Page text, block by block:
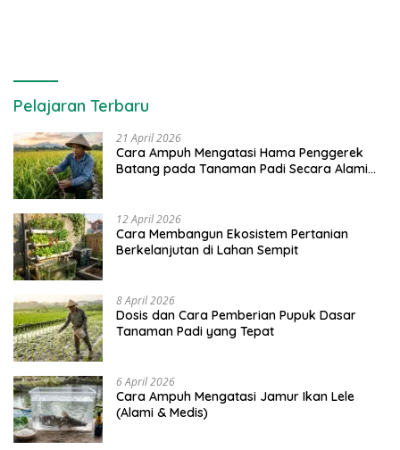
Pelajaran Terbaru
21 April 2026
Cara Ampuh Mengatasi Hama Penggerek
Batang pada Tanaman Padi Secara Alami
12 April 2026
Cara Membangun Ekosistem Pertanian
Berkelanjutan di Lahan Sempit
8 April 2026
Dosis dan Cara Pemberian Pupuk Dasar
Tanaman Padi yang Tepat
6 April 2026
Cara Ampuh Mengatasi Jamur Ikan Lele
(Alami & Medis)